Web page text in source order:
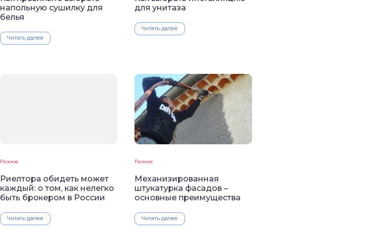
напольную сушилку для
белья
Читать далее
для унитаза
Читать далее
Разное
Риелтора обидеть может
каждый: о том, как нелегко
быть брокером в России
Читать далее
Разное
Механизированная
штукатурка фасадов –
основные преимущества
Читать далее